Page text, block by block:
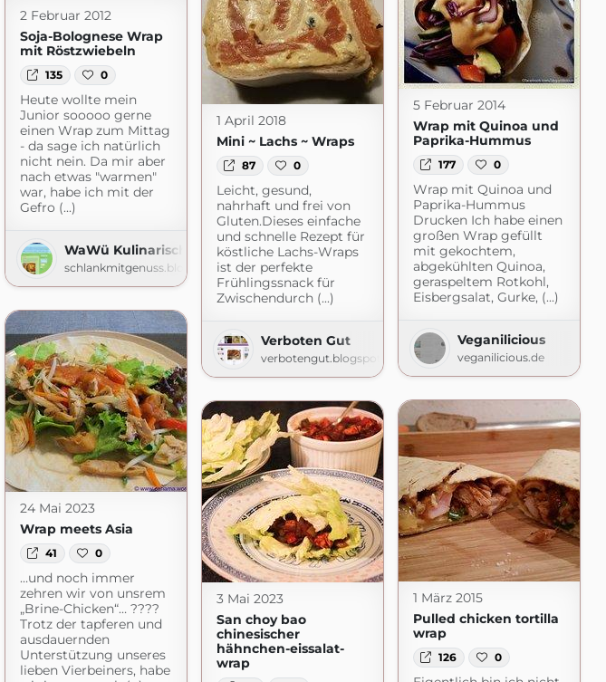
2 Februar 2012
Soja-Bolognese Wrap
mit Röstzwiebeln
135 0
Heute wollte mein
Junior sooooo gerne
einen Wrap zum Mittag
- da sage ich natürlich
nicht nein. Da mir aber
nach etwas "warmen"
war, habe ich mit der
Gefro (...)
WaWü Kulinarische Quälereien
schlankmitgenuss.blogspot.com
5 Februar 2014
Wrap mit Quinoa und
Paprika-Hummus
177 0
Wrap mit Quinoa und
Paprika-Hummus
Drucken Ich habe einen
großen Wrap gefüllt
mit gekochtem,
abgekühlten Quinoa,
geraspeltem Rotkohl,
Eisbergsalat, Gurke, (...)
Veganilicious
veganilicious.de
1 April 2018
Mini ~ Lachs ~ Wraps
87 0
Leicht, gesund,
nahrhaft und frei von
Gluten.Dieses einfache
und schnelle Rezept für
köstliche Lachs-Wraps
ist der perfekte
Frühlingssnack für
Zwischendurch (...)
Verboten Gut
verbotengut.blogspot.com
24 Mai 2023
Wrap meets Asia
41 0
…und noch immer
zehren wir von unsrem
„Brine-Chicken“… ????
Trotz der tapferen und
ausdauernden
Unterstützung unseres
lieben Vierbeiners, habe
1 März 2015
Pulled chicken tortilla
wrap
126 0
3 Mai 2023
San choy bao
chinesischer
hähnchen-eissalat-
wrap